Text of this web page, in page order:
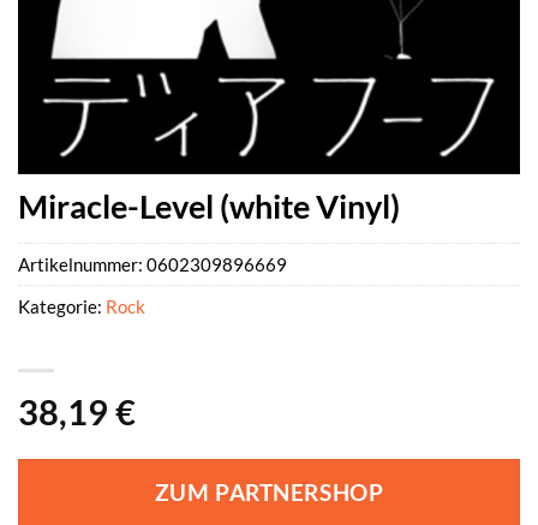
Miracle-Level (white Vinyl)
38,19 €
ZUM PARTNERSHOP
Artikelnummer: 0602309896669
Kategorie: Rock